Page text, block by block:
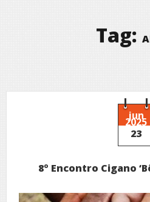
Tag:
jun
2025
23
8º Encontro Cigano